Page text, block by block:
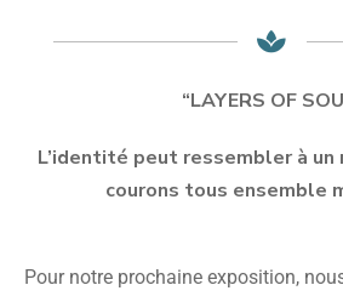
“LAYERS OF
L’identité peut ressembler à un
courons tous ensemble
Pour notre prochaine exposition,